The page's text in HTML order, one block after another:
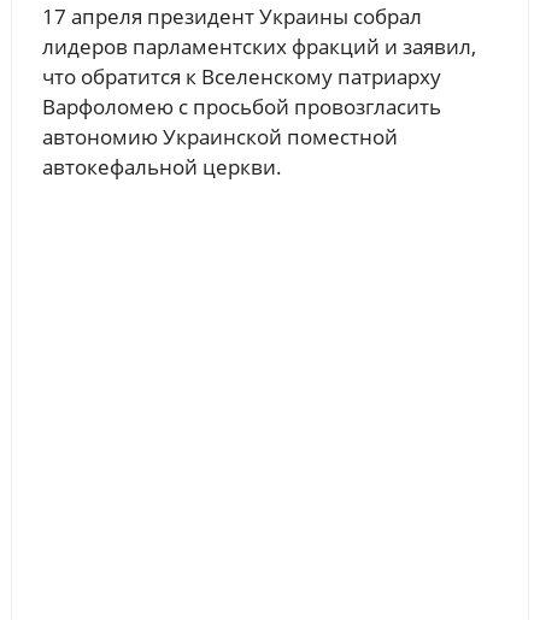
17 апреля президент Украины собрал
лидеров парламентских фракций и заявил,
что обратится к Вселенскому патриарху
Варфоломею с просьбой провозгласить
автономию Украинской поместной
автокефальной церкви.